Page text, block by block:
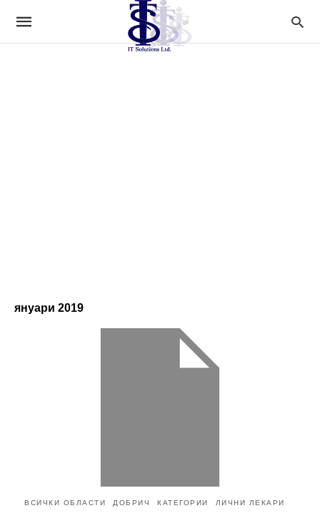
януари 2019
ВСИЧКИ ОБЛАСТИ ДОБРИЧ КАТЕГОРИИ ЛИЧНИ ЛЕКАРИ